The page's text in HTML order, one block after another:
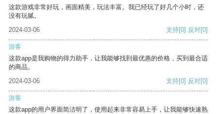
这款游戏非常好玩，画面精美，玩法丰富。我已经玩了好几个小时，还
没有玩腻。
2024-03-06
支持[0] 反对[0]
游客
这款app是我购物的得力助手，让我能够找到最优惠的价格，买到最合适
的商品。
2024-03-06
支持[0] 反对[0]
游客
这款app的用户界面简洁明了，使用起来非常容易上手，让我能够快速熟